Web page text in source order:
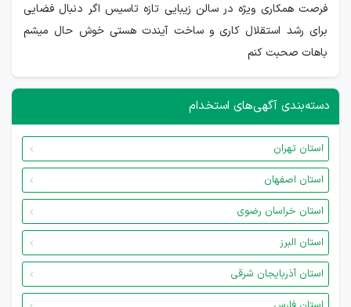
فرصت همکاری ویژه در سالن زیبایی تازه تاسیس اگر دنبال فضایی
برای رشد استقلال کاری و ساخت آیندت هستی خوش حال میشم
باهات صحبت کنم
دسته‌بندی آگهی‌های استخدام
استان تهران
استان اصفهان
استان خراسان رضوی
استان البرز
استان آذربایجان شرقی